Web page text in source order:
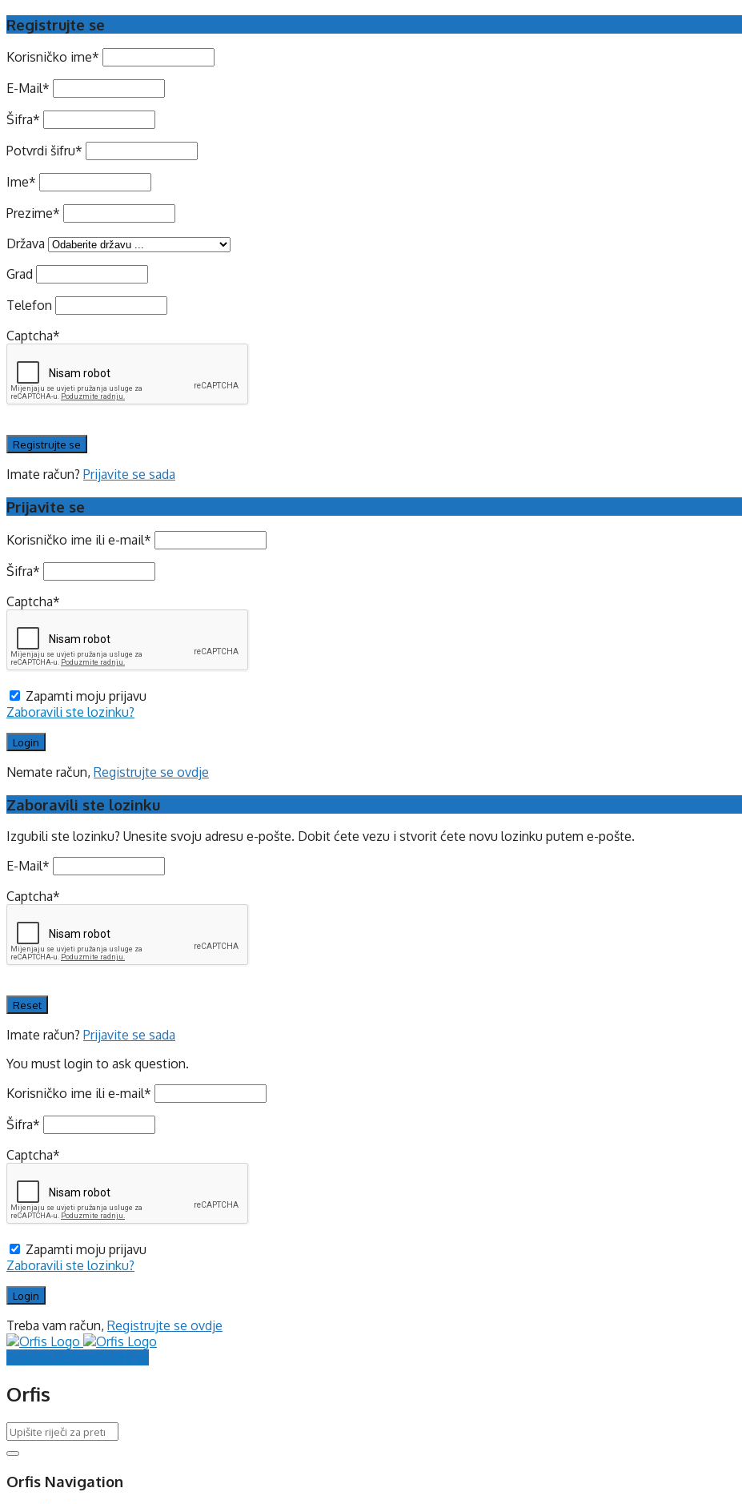
Registrujte se
Korisničko ime*
E-Mail*
Šifra*
Potvrdi šifru*
Ime*
Prezime*
Država
Grad
Telefon
Captcha*
Imate račun? Prijavite se sada
Prijavite se
Korisničko ime ili e-mail*
Šifra*
Captcha*
Zapamti moju prijavu
Zaboravili ste lozinku?
Nemate račun, Registrujte se ovdje
Zaboravili ste lozinku
Izgubili ste lozinku? Unesite svoju adresu e-pošte. Dobit ćete vezu i stvorit ćete novu lozinku putem e-pošte.
E-Mail*
Captcha*
Imate račun? Prijavite se sada
You must login to ask question.
Korisničko ime ili e-mail*
Šifra*
Captcha*
Zapamti moju prijavu
Zaboravili ste lozinku?
Treba vam račun, Registrujte se ovdje
Orfis
Orfis Navigation